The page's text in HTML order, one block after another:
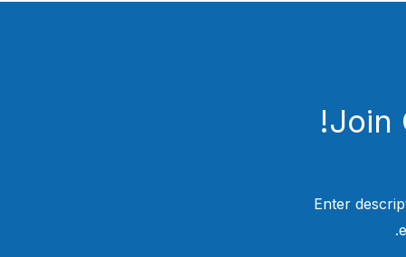
Join
Enter